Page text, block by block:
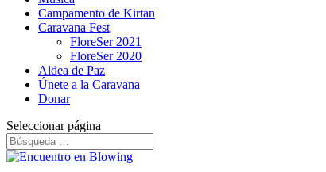
Campamento de Kirtan
Caravana Fest
FloreSer 2021
FloreSer 2020
Aldea de Paz
Únete a la Caravana
Donar
Seleccionar página